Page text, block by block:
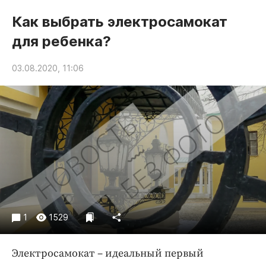
Обнинск
Новости компаний
Статьи
Народные новости
Авто и транспорт
Благоустройство
Криминал
Культура
Недвижимость и ЖКХ
Образование
Общество
Погода
Праздники
Как выбрать электросамокат
для ребенка?
03.08.2020, 11:06
1 1529
Электросамокат – идеальный первый